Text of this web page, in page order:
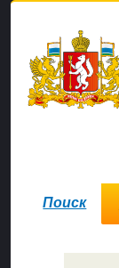
Поиск